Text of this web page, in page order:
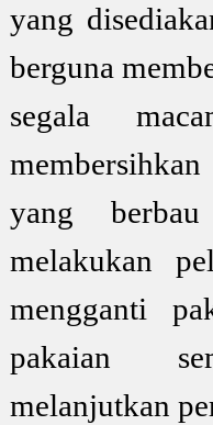
yang
berguna
segala
yang
melakukan
mengganti
pakaian
melanjutkan